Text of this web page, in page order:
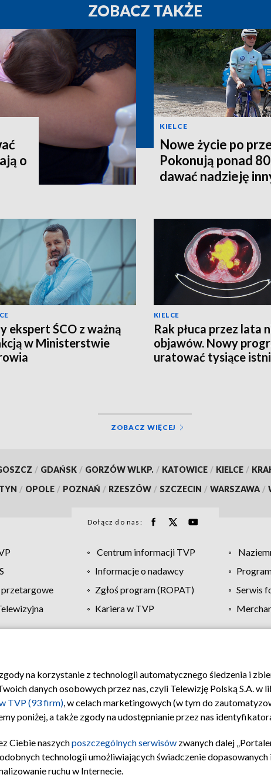
ZOBACZ TAKŻE
o
KIELCE
Nowe życie po
Pokonują ponad
dawać nadzieję
ekspert ŚCO z ważną
w Ministerstwie
KIELCE
Rak płuca przez lata
objawów. Nowy
uratować tysiące
ZOBACZ WIĘCEJ
/ GDAŃSK / GORZÓW WLKP. / KATOWICE / KIELCE /
/ OPOLE / POZNAŃ / RZESZÓW / SZCZECIN / WARSZAWA /
Dołącz do nas:
Centrum informacji TVP
Informacje o nadawcy
przetargowe Zgłoś program (ROPAT)
Serwis
Kariera w TVP
Polityka prywatności Moje zgody Pomoc Biuro
na korzystanie z technologii automatycznego śledzenia i
danych osobowych przez nas, czyli Telewizję Polską S.A. w
TVP (93 firm), w celach marketingowych (w tym do
poniżej, a także zgody na udostępnianie przez nas
Ciebie naszychposzczególnych serwisów zwanych dalej
technologii umożliwiających świadczenie dopasowanych
ruchu w Internecie.